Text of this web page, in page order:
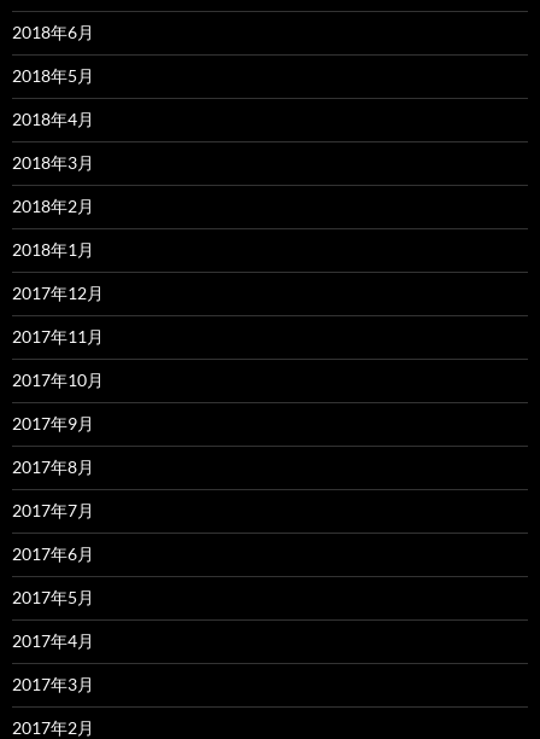
2018年6月
2018年5月
2018年4月
2018年3月
2018年2月
2018年1月
2017年12月
2017年11月
2017年10月
2017年9月
2017年8月
2017年7月
2017年6月
2017年5月
2017年4月
2017年3月
2017年2月